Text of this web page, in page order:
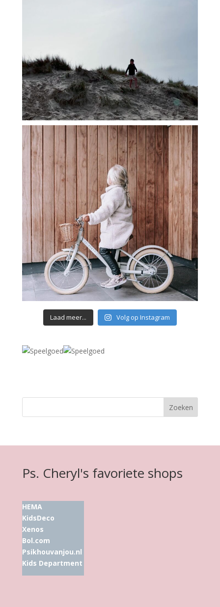
Laad meer... Volg op Instagram
Ps. Cheryl's favoriete shops
HEMA
KidsDeco
Xenos
Bol.com
Psikhouvanjou.nl
Kids Department